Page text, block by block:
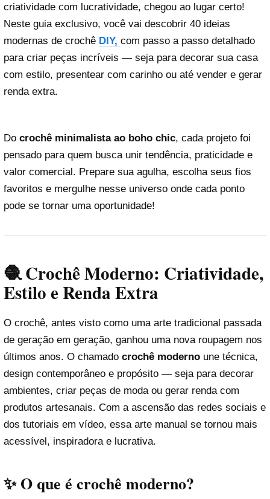
criatividade com lucratividade, chegou ao lugar certo!
Neste guia exclusivo, você vai descobrir 40 ideias
modernas de crochê DIY, com passo a passo detalhado
para criar peças incríveis — seja para decorar sua casa
com estilo, presentear com carinho ou até vender e gerar
renda extra.
Do crochê minimalista ao boho chic, cada projeto foi
pensado para quem busca unir tendência, praticidade e
valor comercial. Prepare sua agulha, escolha seus fios
favoritos e mergulhe nesse universo onde cada ponto
pode se tornar uma oportunidade!
🧶 Crochê Moderno: Criatividade,
Estilo e Renda Extra
O crochê, antes visto como uma arte tradicional passada
de geração em geração, ganhou uma nova roupagem nos
últimos anos. O chamado crochê moderno une técnica,
design contemporâneo e propósito — seja para decorar
ambientes, criar peças de moda ou gerar renda com
produtos artesanais. Com a ascensão das redes sociais e
dos tutoriais em vídeo, essa arte manual se tornou mais
acessível, inspiradora e lucrativa.
✨ O que é crochê moderno?